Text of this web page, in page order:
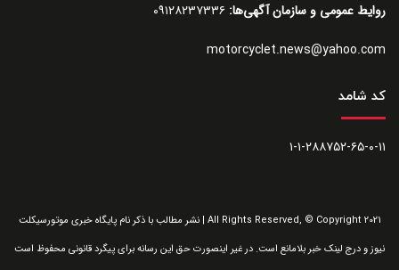
روایط عمومی و سازمان آگهی‌ها:
motorcyclet.news@yahoo.com
کد شامد
۱-۱-۲۸۸۷۵۲-۶۵-۰-۱۱
All Rights Reserved, © Copyright 2021 | نشر مطالب با ذکر نام پایگاه خبری موتورسیکلت
نیوز و درج لینک خبر بلامانع است. در غیر اینصورت حق این رسانه برای پیگرد قانونی محفوظ است